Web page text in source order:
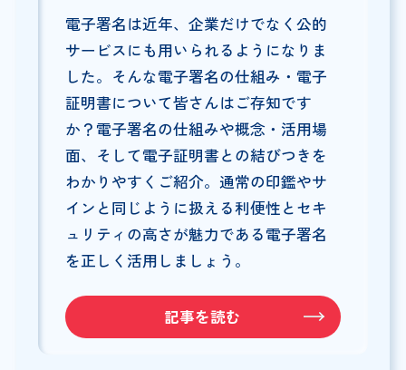
記事を読む
電子署名は近年、企業だけでなく公的
サービスにも用いられるようになりま
した。そんな電子署名の仕組み・電子
証明書について皆さんはご存知です
か？電子署名の仕組みや概念・活用場
面、そして電子証明書との結びつきを
わかりやすくご紹介。通常の印鑑やサ
インと同じように扱える利便性とセキ
ュリティの高さが魅力である電子署名
を正しく活用しましょう。